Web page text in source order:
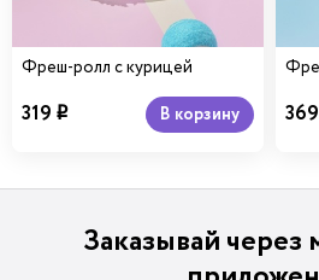
Фреш-ролл с курицей
319 i В корзину 369
Заказывай